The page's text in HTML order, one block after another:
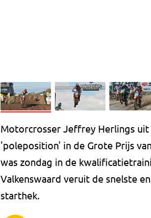
Motorcrosser Jeffrey Herlings
'poleposition' in de Grote Prijs
was zondag in de
Valkenswaard veruit de snelste
starthek.